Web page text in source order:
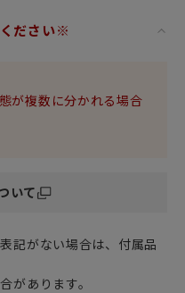
特徴の
チャイナ（Fine Bone
り物、お祝いのギフトや
すので、電子レンジに
ださい※
が複数に分かれる場合
いて
記がない場合は、付属品
があります。